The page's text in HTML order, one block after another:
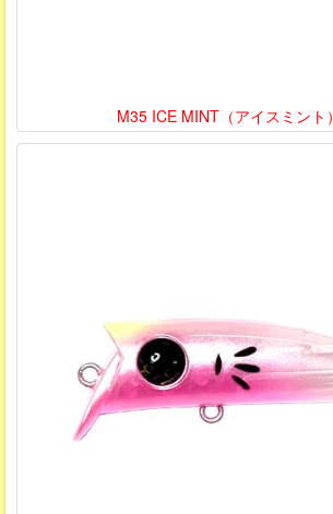
M35 ICE MINT（アイスミント）